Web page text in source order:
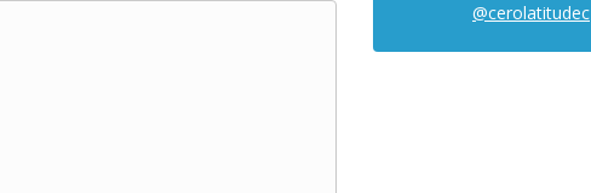
@cerolatitudec